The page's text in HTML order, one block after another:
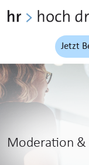
Jetzt
Moderation &